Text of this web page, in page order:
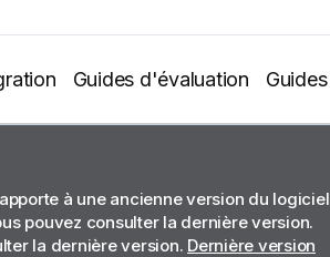
Guides d'évaluation
à une ancienne version du
pouvez consulter la dernière version.
la dernière version. Dernière version